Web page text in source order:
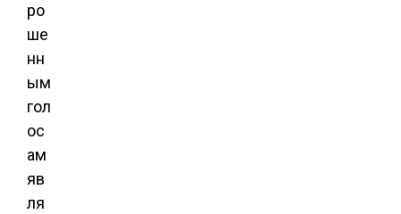
ро
ше
нн
ым
гол
ос
ам
яв
ля